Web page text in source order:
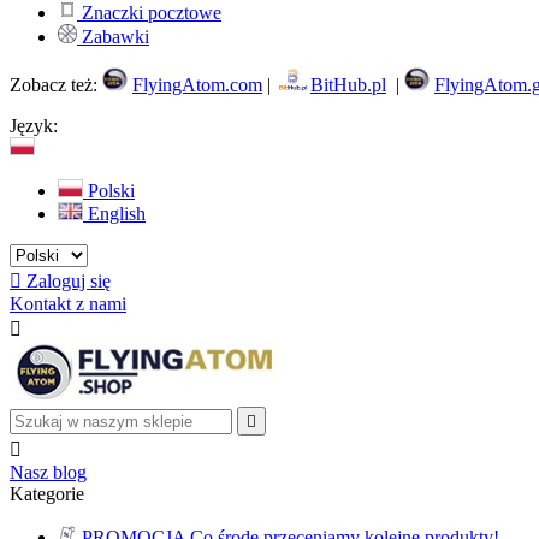
Znaczki pocztowe
Zabawki
Zobacz też: FlyingAtom.com | BitHub.pl |
Język:
Polski
English
 Zaloguj się
Kontakt z nami



Nasz blog
Kategorie